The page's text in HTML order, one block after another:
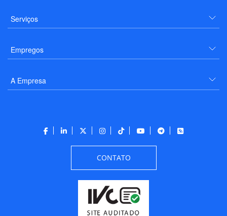
Serviços
Empregos
A Empresa
CONTATO